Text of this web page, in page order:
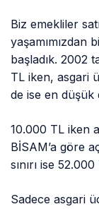
Biz emekliler
yaşamımızdan
başladık. 2002
TL iken, asgari
de ise en düşük
10.000 TL iken
BİSAM’a göre
sınırı ise
Sadece asgari